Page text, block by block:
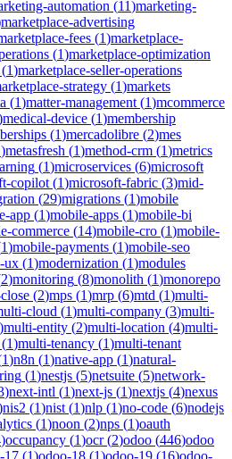
automation (11)marketing-
marketplace-advertising
fees (1)marketplace-
(1)marketplace-optimization
(1)marketplace-seller-operations
strategy (1)markets
(1)matter-management (1)mcommerce
medical-device (1)membership
(1)mercadolibre (2)mes
)metasfresh (1)method-crm (1)metrics
(1)microservices (6)microsoft
copilot (1)microsoft-fabric (3)mid-
(29)migrations (1)mobile
app (1)mobile-apps (1)mobile-bi
commerce (14)mobile-cro (1)mobile-
1)mobile-payments (1)mobile-seo
ux (1)modernization (1)modules
2)monitoring (8)monolith (1)monorepo
(2)mps (1)mrp (6)mtd (1)multi-
cloud (1)multi-company (3)multi-
)multi-entity (2)multi-location (4)multi-
(1)multi-tenancy (1)multi-tenant
1)n8n (1)native-app (1)natural-
(1)nestjs (5)netsuite (5)network-
)next-intl (1)next-js (1)nextjs (4)nexus
nis2 (1)nist (1)nlp (1)no-code (6)nodejs
(1)noon (2)nps (1)oauth
)occupancy (1)ocr(2)odoo (446)odoo
17 (1)odoo-18 (1)odoo-19 (16)odoo-